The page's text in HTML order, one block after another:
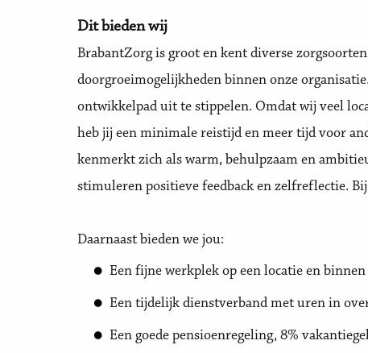
Dit bieden wij
BrabantZorg is groot en kent diverse
doorgroeimogelijkheden binnen onze
ontwikkelpad uit te stippelen. Omdat wij veel
heb jij een minimale reistijd en meer tijd voor
kenmerkt zich als warm, behulpzaam en
stimuleren positieve feedback en zelfreflectie.
Daarnaast bieden we jou:
Een fijne werkplek op een locatie en
Een tijdelijk dienstverband met uren in
Een goede pensioenregeling, 8%